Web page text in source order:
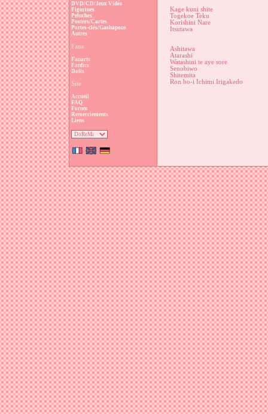
DVD/CD/Jeux Vidéo
Figurines
Peluches
Posters/Cartes
Portes-clés/Gashapons
Autres
Fans
Fanarts
Fanfics
Dolls
Site
Accueil
FAQ
Forum
Remerciements
Liens
Kage kuni shite
Togekoe Teku
Korishini Nare
Itsutawa
Ashitawa
Atarashi
Watashini te aye sore
Senobiwo
Shitemita
Ron bo-i Ichimi Irigakedo